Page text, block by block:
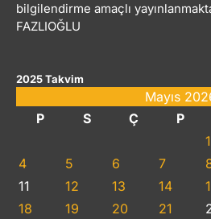
bilgilendirme amaçlı
FAZLIOĞLU
2025 Takvim
Mayıs
P
S Ç P
1
4
5 6 7
11
12 13 14
18
19 20 21